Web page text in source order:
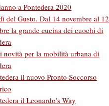
a Pontedera 2020
del Gusto. Dal 14 novembre al 12
la grande cucina dei cuochi di
novità per la mobilità urbana di
il nuovo Pronto Soccorso
il Leonardo’s Way